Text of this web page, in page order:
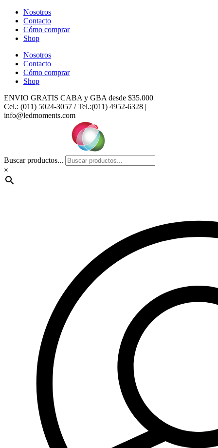
contenido
Nosotros
Contacto
Cómo comprar
Shop
Nosotros
Contacto
Cómo comprar
Shop
ENVIO GRATIS CABA y GBA desde $35.000
Cel.: (011) 5024-3057 / Tel.:(011) 4952-6328 |
info@ledmoments.com
Buscar productos...
×